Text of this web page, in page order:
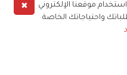
✖
موقعنا الإلكتروني
واحتياجاتك الخاصة